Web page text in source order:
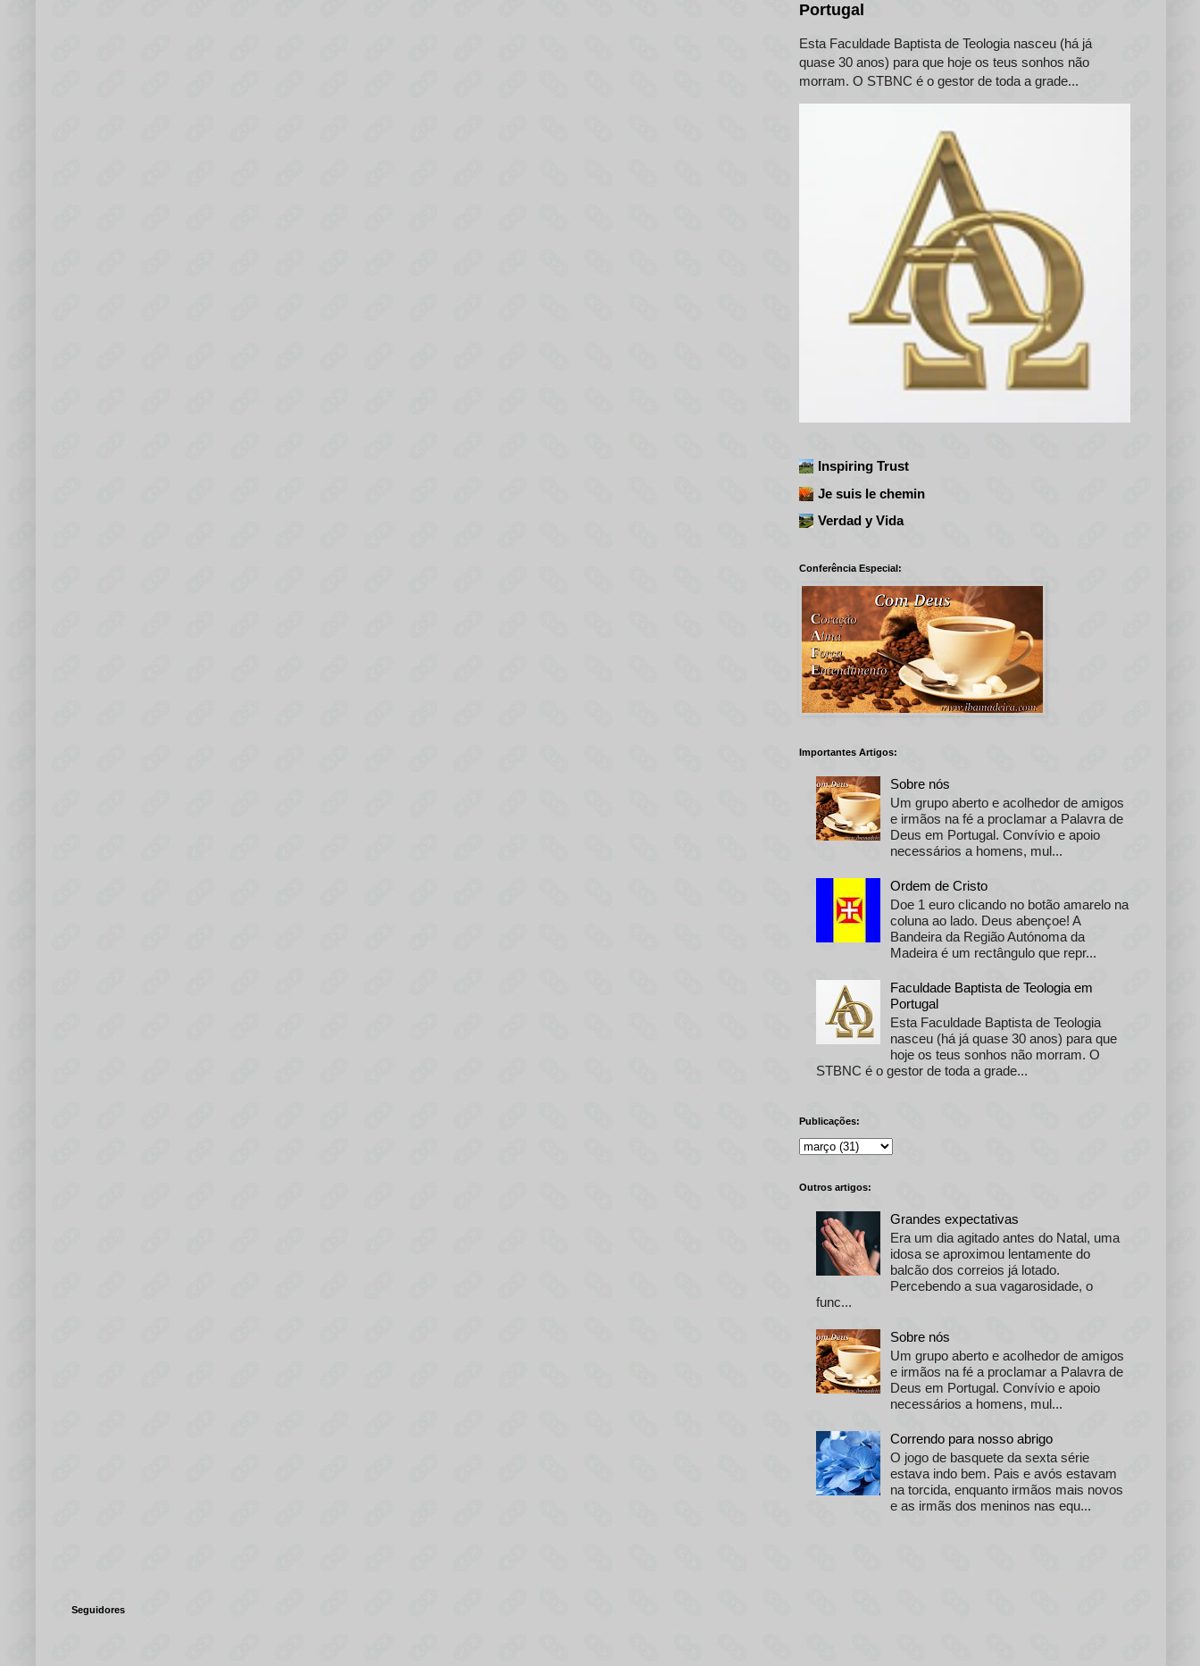
Portugal
Esta Faculdade Baptista de Teologia nasceu (há já
quase 30 anos) para que hoje os teus sonhos não
morram. O STBNC é o gestor de toda a grade...
Inspiring Trust
Je suis le chemin
Verdad y Vida
Conferência Especial:
Importantes Artigos:
Sobre nós
Um grupo aberto e acolhedor de amigos
e irmãos na fé a proclamar a Palavra de
Deus em Portugal. Convívio e apoio
necessários a homens, mul...
Ordem de Cristo
Doe 1 euro clicando no botão amarelo na
coluna ao lado. Deus abençoe! A
Bandeira da Região Autónoma da
Madeira é um rectângulo que repr...
Faculdade Baptista de Teologia em
Portugal
Esta Faculdade Baptista de Teologia
nasceu (há já quase 30 anos) para que
hoje os teus sonhos não morram. O
STBNC é o gestor de toda a grade...
Publicações:
Outros artigos:
Grandes expectativas
Era um dia agitado antes do Natal, uma
idosa se aproximou lentamente do
balcão dos correios já lotado.
Percebendo a sua vagarosidade, o
func...
Sobre nós
Um grupo aberto e acolhedor de amigos
e irmãos na fé a proclamar a Palavra de
Deus em Portugal. Convívio e apoio
necessários a homens, mul...
Correndo para nosso abrigo
O jogo de basquete da sexta série
estava indo bem. Pais e avós estavam
na torcida, enquanto irmãos mais novos
e as irmãs dos meninos nas equ...
Seguidores